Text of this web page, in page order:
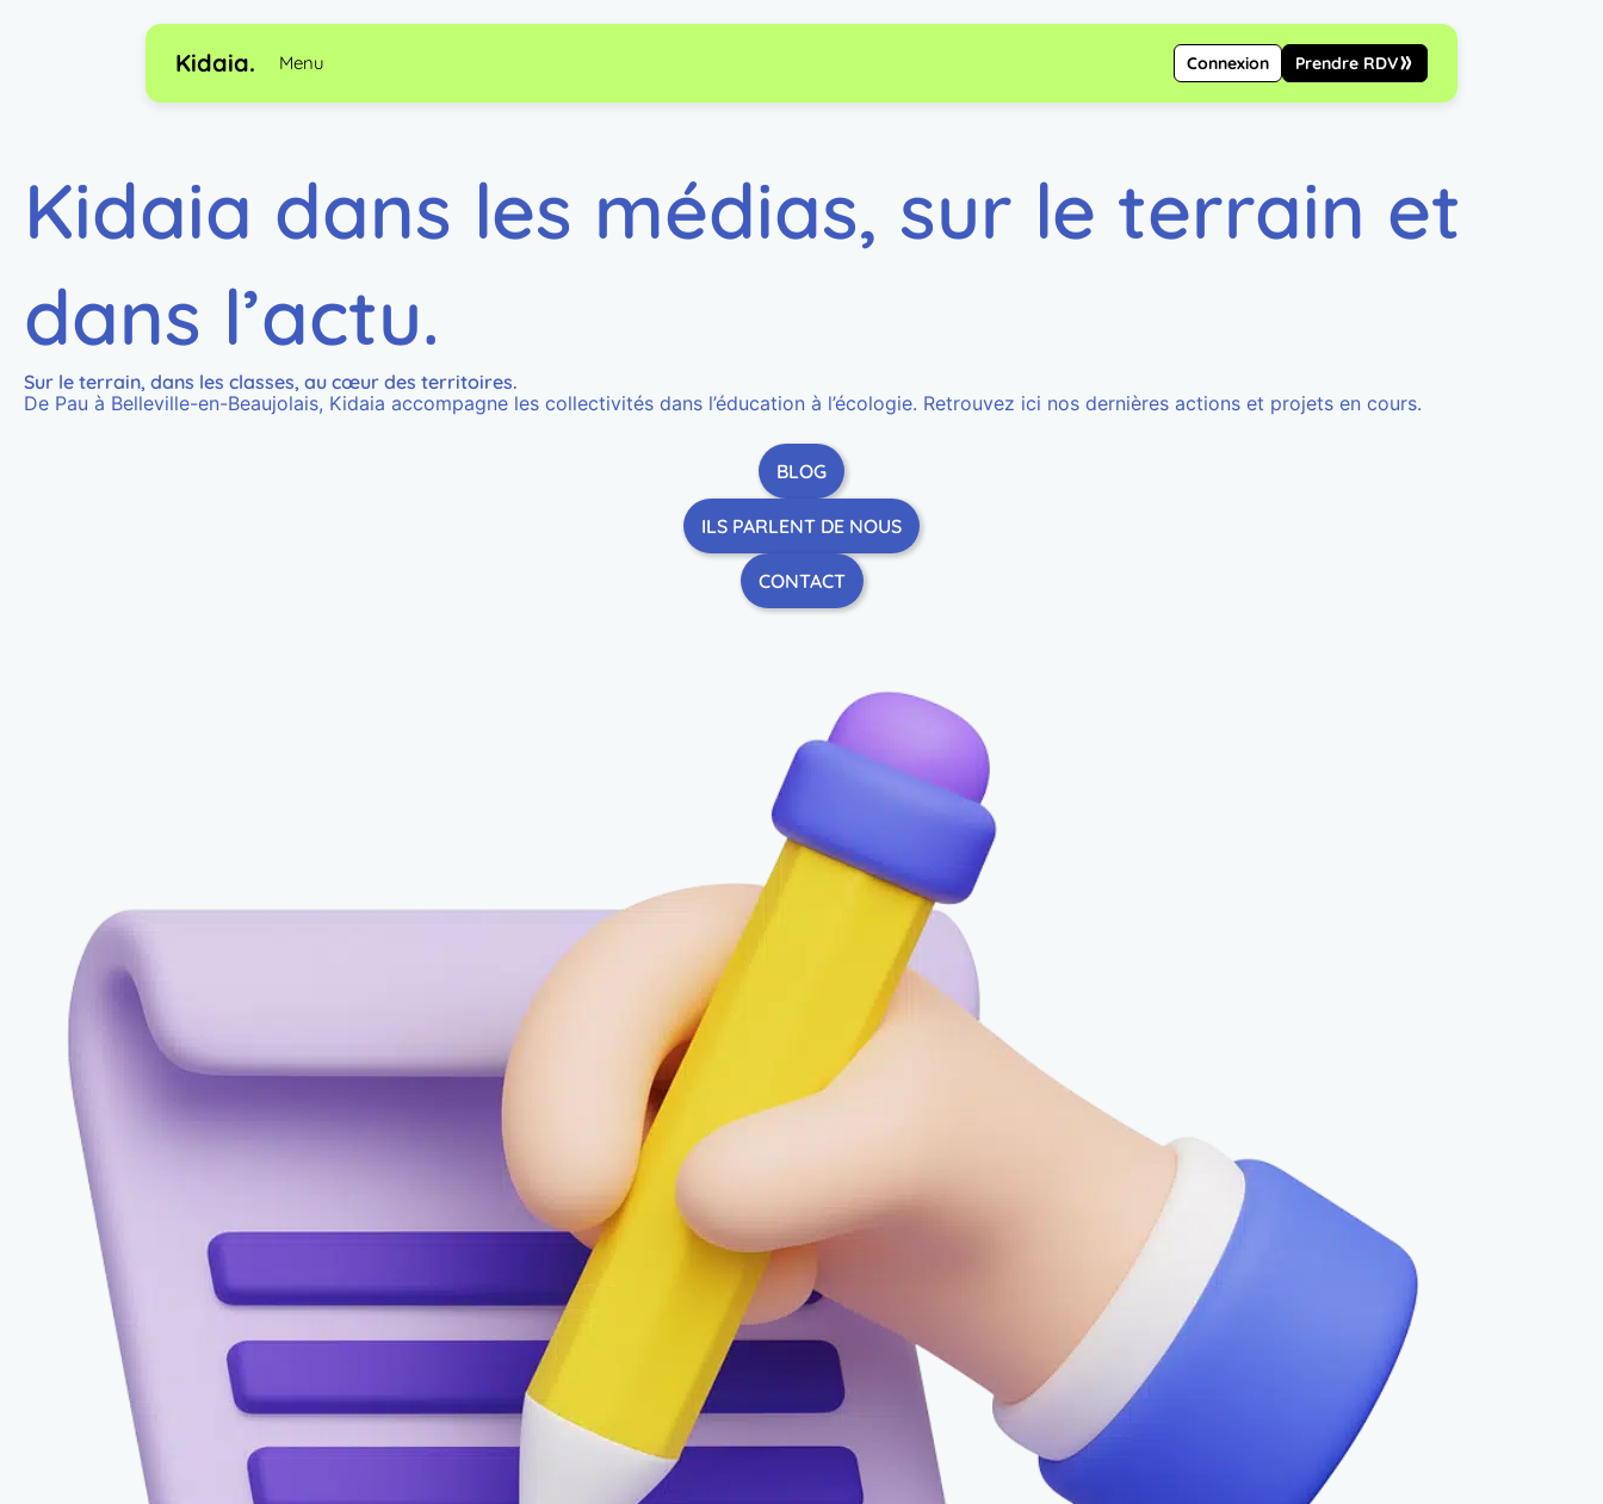
Kidaia. Menu Prendre RDV
Connexion
Kidaia dans les médias, sur le terrain et
dans l’actu.
Sur le terrain, dans les classes, au cœur des territoires.
De Pau à Belleville-en-Beaujolais, Kidaia accompagne les collectivités dans l’éducation à l’écologie. Retrouvez ici nos dernières actions et projets en cours.
BLOG
ILS PARLENT DE NOUS
CONTACT